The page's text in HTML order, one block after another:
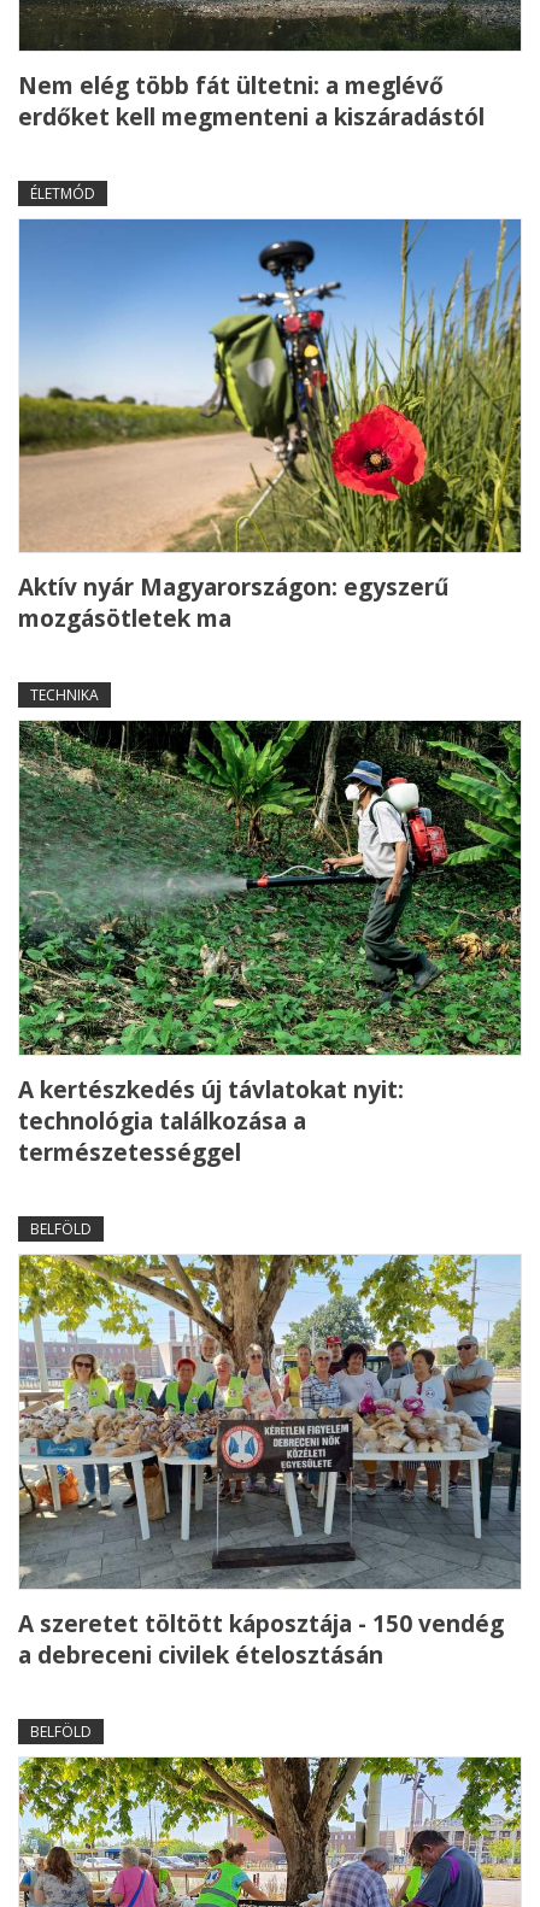
Nem elég több fát ültetni: a meglévő
erdőket kell megmenteni a kiszáradástól
ÉLETMÓD
Aktív nyár Magyarországon: egyszerű
mozgásötletek ma
TECHNIKA
A kertészkedés új távlatokat nyit:
technológia találkozása a
természetességgel
BELFÖLD
A szeretet töltött káposztája - 150 vendég
a debreceni civilek ételosztásán
BELFÖLD